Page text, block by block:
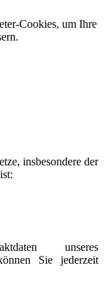
Cookies, um Ihre
insbesondere der
unseres
Sie jederzeit